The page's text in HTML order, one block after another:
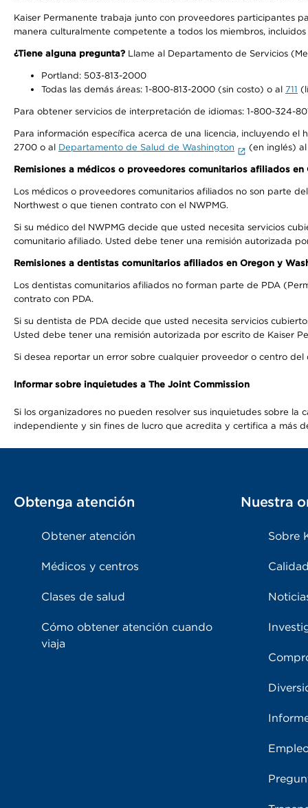
Kaiser Permanente trabaja junto con proveedores participantes
manera culturalmente competente a todos los miembros,
¿Tiene alguna pregunta? Llame al Departamento de Servicios
Portland: 503-813-2000
Todas las demás áreas: 1-800-813-2000 (sin costo) o al 711
Para obtener servicios de interpretación de idiomas: 1-800-324-
Para información específica acerca de una licencia, incluyendo
2700 o al Departamento de Salud de Washington (en inglés)
Remisiones a médicos o proveedores comunitarios afiliados
Los médicos o proveedores comunitarios afiliados no son parte
Northwest o que tienen contrato con el NWPMG.
Si su médico del NWPMG decide que usted necesita servicios
comunitario afiliado. Usted debe tener una remisión autorizada
Remisiones a dentistas comunitarios afiliados en Oregon y
Los dentistas comunitarios afiliados no forman parte de PDA
contrato con PDA.
Si su dentista de PDA decide que usted necesita servicios
Usted debe tener una remisión autorizada por escrito de Kaiser
Si desea reportar un error sobre cualquier proveedor o centro
Informar sobre inquietudes a The Joint Commission
Si los organizadores no pueden resolver sus inquietudes sobre
independiente y sin fines de lucro que acredita y certifica a más
Obtenga atención
Obtener atención
Médicos y centros
Clases de salud
Cómo obtener atención cuando
viaja
Nuestra
Sobre